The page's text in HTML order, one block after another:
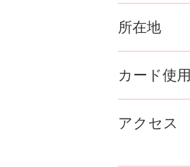
所在地
カード使用
アクセス